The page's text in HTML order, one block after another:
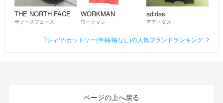
THE NORTH FACE
ザノースフェイス
WORKMAN
ワークマン
adidas
アディダス
Tシャツ/カットソー(半袖/袖なし)の人気ブランドランキング
ページの上へ戻る